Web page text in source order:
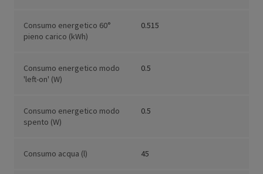
Consumo energetico 60°
pieno carico (kWh)
0.515
Consumo energetico modo
'left-on' (W)
0.5
Consumo energetico modo
spento (W)
0.5
Consumo acqua (l) 45